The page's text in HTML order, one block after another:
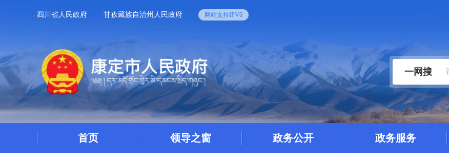
四川省人民政府 甘孜藏族自治州人民政府 网站支持IPV6
一网搜
首页 领导之窗 政务公开 政务服务